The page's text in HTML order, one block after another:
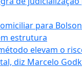
para
estrutura
elevam o
diz Marcelo